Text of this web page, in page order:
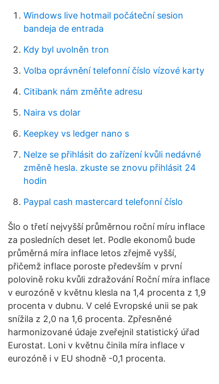
Windows live hotmail počáteční sesion
bandeja de entrada
Kdy byl uvolněn tron
Volba oprávnění telefonní číslo vízové ​​karty
Citibank nám změňte adresu
Naira vs dolar
Keepkey vs ledger nano s
Nelze se přihlásit do zařízení kvůli nedávné
změně hesla. zkuste se znovu přihlásit 24
hodin
Paypal cash mastercard telefonní číslo
Šlo o třetí nejvyšší průměrnou roční míru inflace
za posledních deset let. Podle ekonomů bude
průměrná míra inflace letos zřejmě vyšší,
přičemž inflace poroste především v první
polovině roku kvůli zdražování Roční míra inflace
v eurozóně v květnu klesla na 1,4 procenta z 1,9
procenta v dubnu. V celé Evropské unii se pak
snížila z 2,0 na 1,6 procenta. Zpřesněné
harmonizované údaje zveřejnil statistický úřad
Eurostat. Loni v květnu činila míra inflace v
eurozóně i v EU shodně -0,1 procenta.